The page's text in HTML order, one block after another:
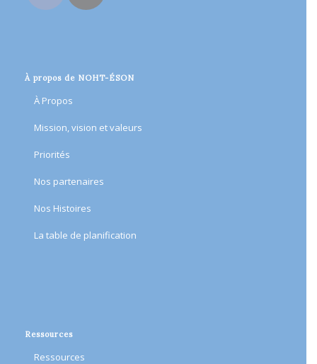
À propos de NOHT-ÉSON
À Propos
Mission, vision et valeurs
Priorités
Nos partenaires
Nos Histoires
​La table de planification​
Ressources
Ressources